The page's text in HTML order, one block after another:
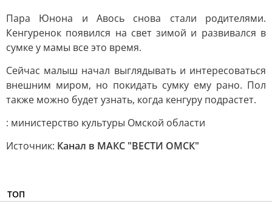
Пара Юнона и Авось снова стали родителями.
Кенгуренок появился на свет зимой и развивался в
сумке у мамы все это время.
Сейчас малыш начал выглядывать и интересоваться
внешним миром, но покидать сумку ему рано. Пол
также можно будет узнать, когда кенгуру подрастет.
: министерство культуры Омской области
Источник: Канал в МАКС "ВЕСТИ ОМСК"
ТОП